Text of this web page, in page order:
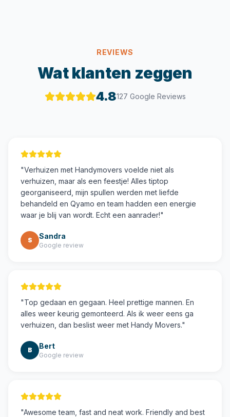
REVIEWS
Wat klanten zeggen
4.8127 Google Reviews
"Verhuizen met Handymovers voelde niet als
verhuizen, maar als een feestje! Alles tiptop
georganiseerd, mijn spullen werden met liefde
behandeld en Qyamo en team hadden een energie
waar je blij van wordt. Echt een aanrader!"
S Sandra
Google review
"Top gedaan en gegaan. Heel prettige mannen. En
alles weer keurig gemonteerd. Als ik weer eens ga
verhuizen, dan beslist weer met Handy Movers."
B Bert
Google review
"Awesome team, fast and neat work. Friendly and best